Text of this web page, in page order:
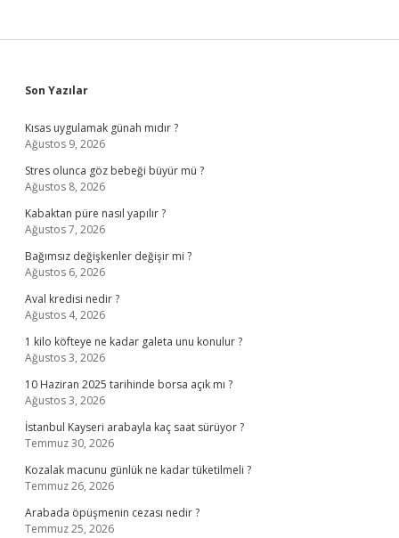
Sidebar
Son Yazılar
Kısas uygulamak günah mıdır ?
Ağustos 9, 2026
Stres olunca göz bebeği büyür mü ?
Ağustos 8, 2026
Kabaktan püre nasıl yapılır ?
Ağustos 7, 2026
Bağımsız değişkenler değişir mi ?
Ağustos 6, 2026
Aval kredisi nedir ?
Ağustos 4, 2026
1 kilo köfteye ne kadar galeta unu konulur ?
Ağustos 3, 2026
10 Haziran 2025 tarihinde borsa açık mı ?
Ağustos 3, 2026
İstanbul Kayseri arabayla kaç saat sürüyor ?
Temmuz 30, 2026
Kozalak macunu günlük ne kadar tüketilmeli ?
Temmuz 26, 2026
Arabada öpüşmenin cezası nedir ?
Temmuz 25, 2026